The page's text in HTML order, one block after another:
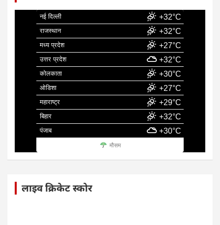
नई दिल्ली +32°C
राजस्थान +32°C
मध्य प्रदेश +27°C
उत्तर प्रदेश +32°C
कोलकाता +30°C
ओडिशा +27°C
महाराष्ट्र +29°C
बिहार +32°C
पंजाब +30°C
मौसम
लाइव क्रिकेट स्कोर